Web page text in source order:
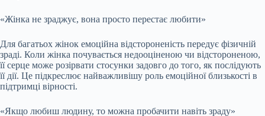
«Жінка не зраджує, вона просто перестає любити»
Для багатьох жінок емоційна відстороненість передує фізичній
зраді. Коли жінка почувається недооціненою чи відстороненою,
її серце може розірвати стосунки задовго до того, як послідують
її дії. Це підкреслює найважливішу роль емоційної близькості в
підтримці вірності.
«Якщо любиш людину, то можна пробачити навіть зраду»